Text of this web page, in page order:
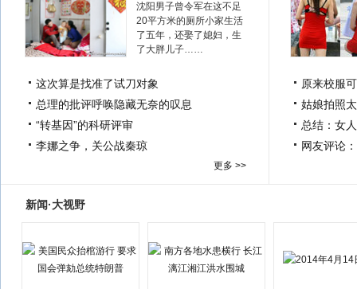
沈阳男子曾令军在这不足
20平方米的厕所小家生活
了五年，还娶了媳妇，生
了大胖儿子……
这次算是找准了试刀对象
总理的批评呼唤隐藏无奈的叹息
“转基因”的科研评审
李娜之争，关公战秦琼
更多 >>
原来校服
姑娘拍照
总结：女
网友评论
新闻·大视野